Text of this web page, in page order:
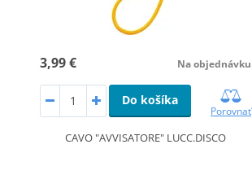
3,99 € Na objednávku
Do košíka
Porovnať
CAVO "AVVISATORE" LUCC.DISCO